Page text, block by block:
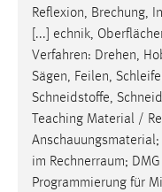
Reflexion, Brechung,
[...] echnik,
Verfahren: Drehen,
Sägen, Feilen,
Schneidstoffe,
Teaching Material /
im Rechnerraum;
Programmierung für